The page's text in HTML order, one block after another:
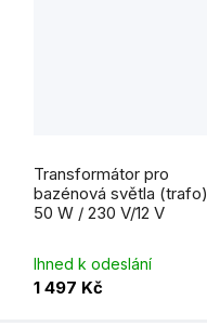
Transformátor pro
bazénová světla (trafo)
50 W / 230 V/12 V
Ihned k odeslání
1 497 Kč